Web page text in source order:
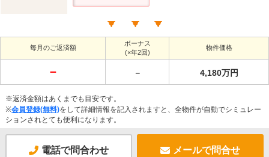
毎月のご返済額
ボーナス
(×年2回)
物件価格
－ － 4,180万円
※返済金額はあくまでも目安です。
※会員登録(無料)をして詳細情報を記入されますと、全物件が自動でシミュレー
ションされとても便利になります。
電話で問合わせ メールで問合せ